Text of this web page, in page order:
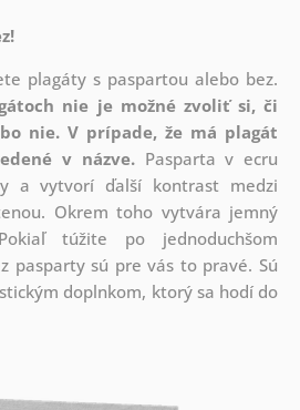
plagáty s paspartou alebo bez.
nie je možné zvoliť si, či
nie. V prípade, že má plagát
v názve.Pasparta v ecru
a vytvorí ďalší kontrast medzi
Okrem toho vytvára jemný
túžite po jednoduchšom
pasparty sú pre vás to pravé. Sú
doplnkom, ktorý sa hodí do